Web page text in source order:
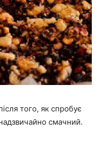
того, як спробує
смачний.